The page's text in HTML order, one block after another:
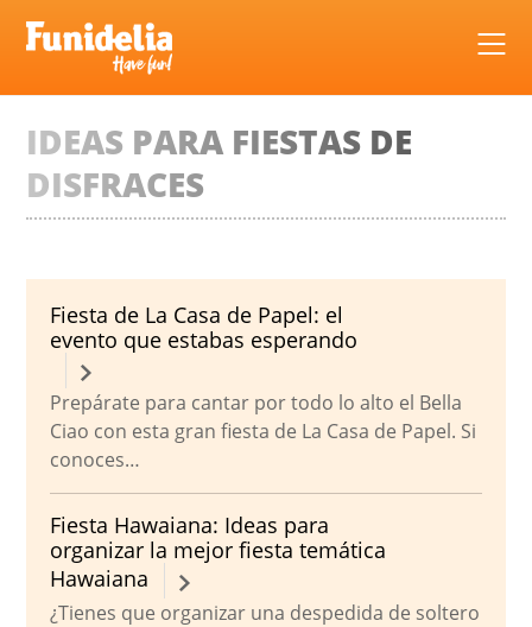
IDEAS PARA FIESTAS DE
DISFRACES
Fiesta de La Casa de Papel: el
evento que estabas esperando
Prepárate para cantar por todo lo alto el Bella
Ciao con esta gran fiesta de La Casa de Papel. Si
conoces…
Fiesta Hawaiana: Ideas para
organizar la mejor fiesta temática
Hawaiana
¿Tienes que organizar una despedida de soltero